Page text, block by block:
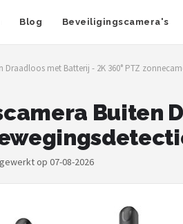
Blog Beveiligingscamera's
Draadloos met Batterij - 2K 360° PTZ
Buiten
op 07-08-2026